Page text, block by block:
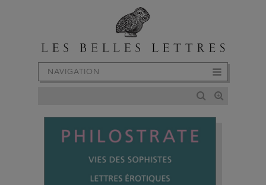
NAVIGATION